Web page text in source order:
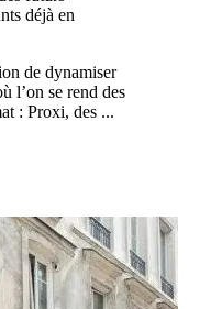
déjà en
de dynamiser
l’on se rend des
: Proxi, des ...